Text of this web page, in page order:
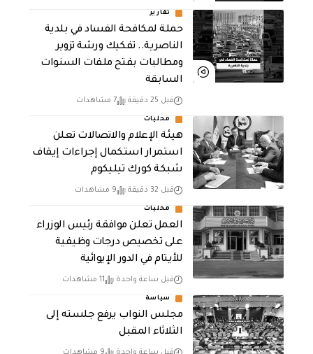
تقارير
حملة لمكافحة الفساد في بلدية
الناصرية.. تفكيك ورشة تزوير
ومطالبات بفتح ملفات السنوات
السابقة
قبل 25 دقيقة 7 مشاهدات
محليات
هيئة الإعلام والاتصالات تعلن
استمرار استكمال إجراءات إيقاف
شبكة كورك تيليكوم
قبل 32 دقيقة 9 مشاهدات
محليات
العمل تعلن موافقة رئيس الوزراء
على تخصيص درجات وظيفية
للأيتام في الدور الإيوائية
قبل ساعة واحدة 11 مشاهدات
سياسة
مجلس النواب يرفع جلسته إلى
الثلاثاء المقبل